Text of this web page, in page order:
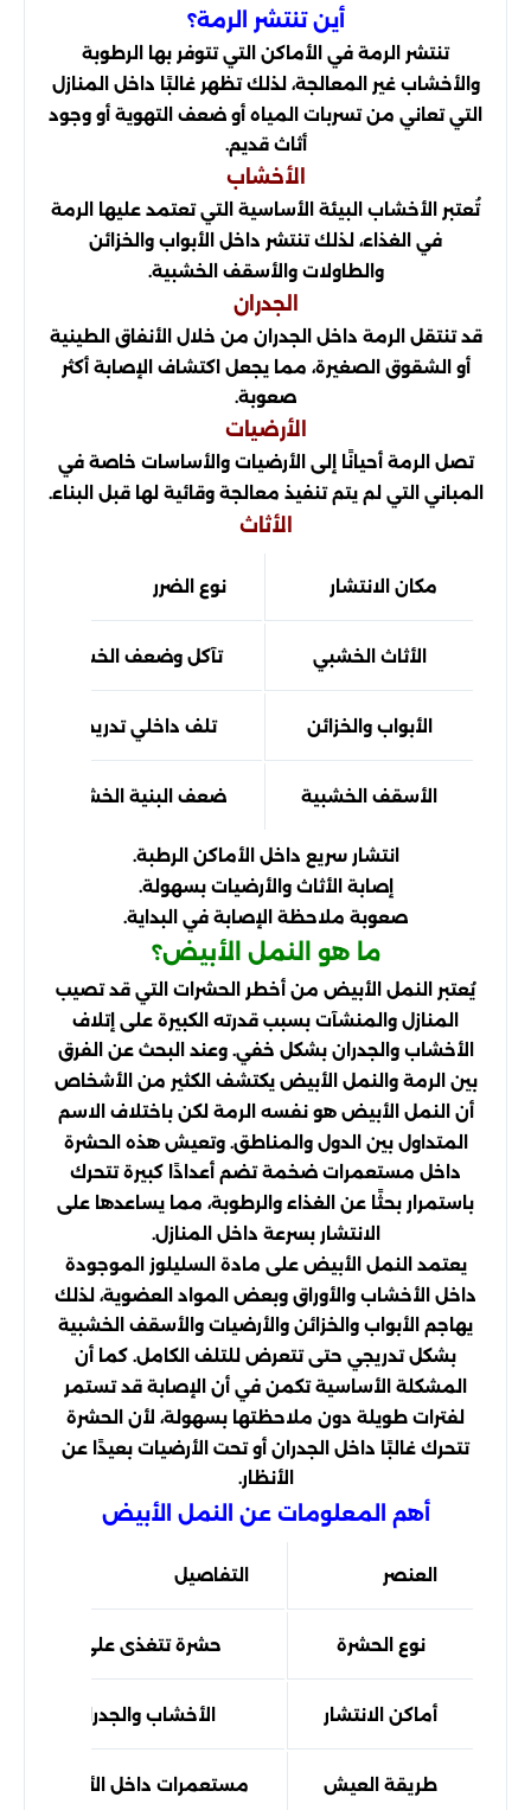
أين تنتشر الرمة؟
تنتشر الرمة في الأماكن التي تتوفر بها الرطوبة
والأخشاب غير المعالجة، لذلك تظهر غالبًا داخل المنازل
التي تعاني من تسربات المياه أو ضعف التهوية أو وجود
أثاث قديم.
الأخشاب
تُعتبر الأخشاب البيئة الأساسية التي تعتمد عليها الرمة
في الغذاء، لذلك تنتشر داخل الأبواب والخزائن
والطاولات والأسقف الخشبية.
الجدران
قد تنتقل الرمة داخل الجدران من خلال الأنفاق الطينية
أو الشقوق الصغيرة، مما يجعل اكتشاف الإصابة أكثر
صعوبة.
الأرضيات
تصل الرمة أحيانًا إلى الأرضيات والأساسات خاصة في
المباني التي لم يتم تنفيذ معالجة وقائية لها قبل البناء.
الأثاث
مكان الانتشار نوع الضرر
الأثاث الخشبي تآكل وضعف الخشب
الأبواب والخزائن تلف داخلي تدريجي
الأسقف الخشبية ضعف البنية الخشبية
انتشار سريع داخل الأماكن الرطبة.
إصابة الأثاث والأرضيات بسهولة.
صعوبة ملاحظة الإصابة في البداية.
ما هو النمل الأبيض؟
يُعتبر النمل الأبيض من أخطر الحشرات التي قد تصيب
المنازل والمنشآت بسبب قدرته الكبيرة على إتلاف
الأخشاب والجدران بشكل خفي. وعند البحث عن الفرق
بين الرمة والنمل الأبيض يكتشف الكثير من الأشخاص
أن النمل الأبيض هو نفسه الرمة لكن باختلاف الاسم
المتداول بين الدول والمناطق. وتعيش هذه الحشرة
داخل مستعمرات ضخمة تضم أعدادًا كبيرة تتحرك
باستمرار بحثًا عن الغذاء والرطوبة، مما يساعدها على
الانتشار بسرعة داخل المنازل.
يعتمد النمل الأبيض على مادة السليلوز الموجودة
داخل الأخشاب والأوراق وبعض المواد العضوية، لذلك
يهاجم الأبواب والخزائن والأرضيات والأسقف الخشبية
بشكل تدريجي حتى تتعرض للتلف الكامل. كما أن
المشكلة الأساسية تكمن في أن الإصابة قد تستمر
لفترات طويلة دون ملاحظتها بسهولة، لأن الحشرة
تتحرك غالبًا داخل الجدران أو تحت الأرضيات بعيدًا عن
الأنظار.
أهم المعلومات عن النمل الأبيض
العنصر التفاصيل
نوع الحشرة حشرة تتغذى على السليلوز
أماكن الانتشار الأخشاب والجدران والتربة
طريقة العيش مستعمرات داخل الأرض